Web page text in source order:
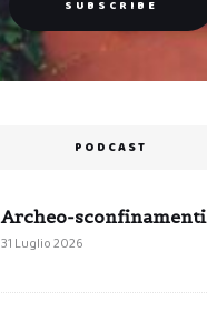
PODCAST
Archeo-sconfinamenti
31 Luglio 2026